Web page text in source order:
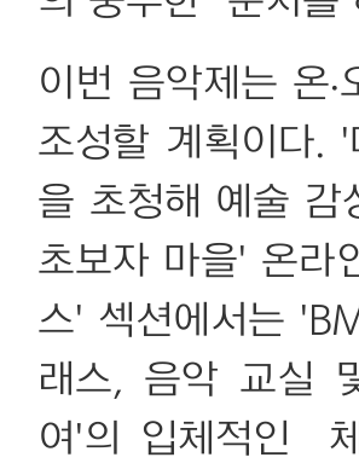
이번 음악제는 온
조성할 계획이다.
을 초청해 예술
초보자 마을' 온라
스' 섹션에서는
래스, 음악 교실
여'의 입체적인